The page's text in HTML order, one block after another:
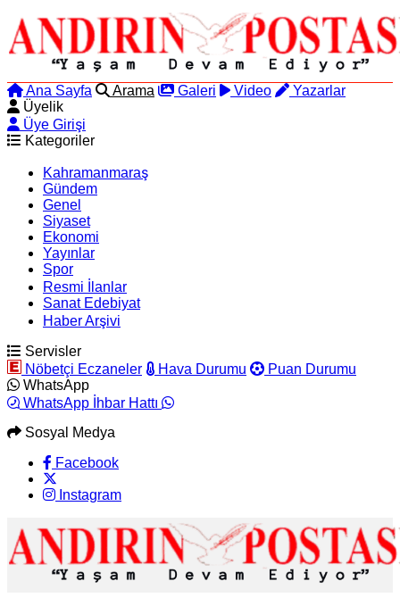
Ana Sayfa Arama Galeri Video
Yazarlar
Üyelik
Üye Girişi
Kategoriler
Kahramanmaraş
Gündem
Genel
Siyaset
Ekonomi
Yayınlar
Spor
Resmi İlanlar
Sanat Edebiyat
Haber Arşivi
Servisler
Nöbetçi Eczaneler
Hava Durumu
Puan Durumu
WhatsApp
WhatsApp İhbar Hattı
Sosyal Medya
Facebook
Instagram